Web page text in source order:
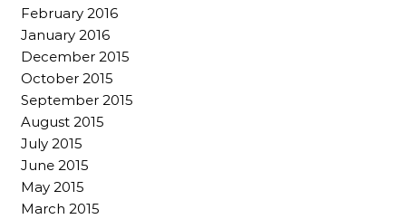
February 2016
January 2016
December 2015
October 2015
September 2015
August 2015
July 2015
June 2015
May 2015
March 2015